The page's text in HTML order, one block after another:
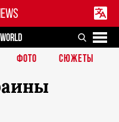
WORLD
ФОТО СЮЖЕТЫ